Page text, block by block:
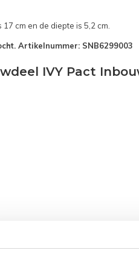
cm en de diepte is 5,2 cm.
Artikelnummer: SNB6299003
IVY Pact